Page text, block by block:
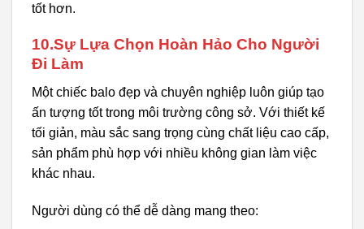
tốt hơn.
10.Sự Lựa Chọn Hoàn Hảo Cho Người
Đi Làm
Một chiếc balo đẹp và chuyên nghiệp luôn giúp tạo
ấn tượng tốt trong môi trường công sở. Với thiết kế
tối giản, màu sắc sang trọng cùng chất liệu cao cấp,
sản phẩm phù hợp với nhiều không gian làm việc
khác nhau.
Người dùng có thể dễ dàng mang theo: